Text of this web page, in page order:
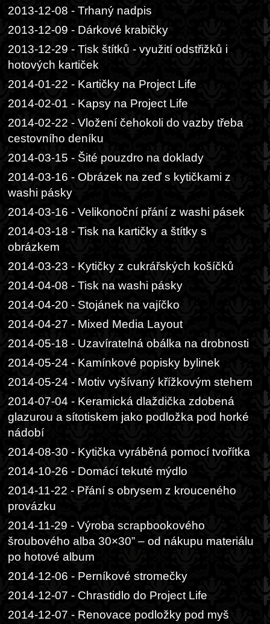
2013-12-08 - Trhaný nadpis
2013-12-09 - Dárkové krabičky
2013-12-29 - Tisk štítků - využití odstřižků i
hotových kartiček
2014-01-22 - Kartičky na Project Life
2014-02-01 - Kapsy na Project Life
2014-02-22 - Vložení čehokoli do vazby třeba
cestovního deníku
2014-03-15 - Šité pouzdro na doklady
2014-03-16 - Obrázek na zeď s kytičkami z
washi pásky
2014-03-16 - Velikonoční přání z washi pásek
2014-03-18 - Tisk na kartičky a štítky s
obrázkem
2014-03-23 - Kytičky z cukrářských košíčků
2014-04-08 - Tisk na washi pásky
2014-04-20 - Stojánek na vajíčko
2014-04-27 - Mixed Media Layout
2014-05-18 - Uzavíratelná obálka na drobnosti
2014-05-24 - Kamínkové popisky bylinek
2014-05-24 - Motiv vyšívaný křížkovým stehem
2014-07-04 - Keramická dlaždička zdobená
glazurou a sítotiskem jako podložka pod horké
nádobí
2014-08-30 - Kytička vyráběná pomocí tvořítka
2014-10-26 - Domácí tekuté mýdlo
2014-11-22 - Přání s obrysem z krouceného
provázku
2014-11-29 - Výroba scrapbookového
šroubového alba 30×30” – od nákupu materiálu
po hotové album
2014-12-06 - Perníkové stromečky
2014-12-07 - Chrastidlo do Project Life
2014-12-07 - Renovace podložky pod myš